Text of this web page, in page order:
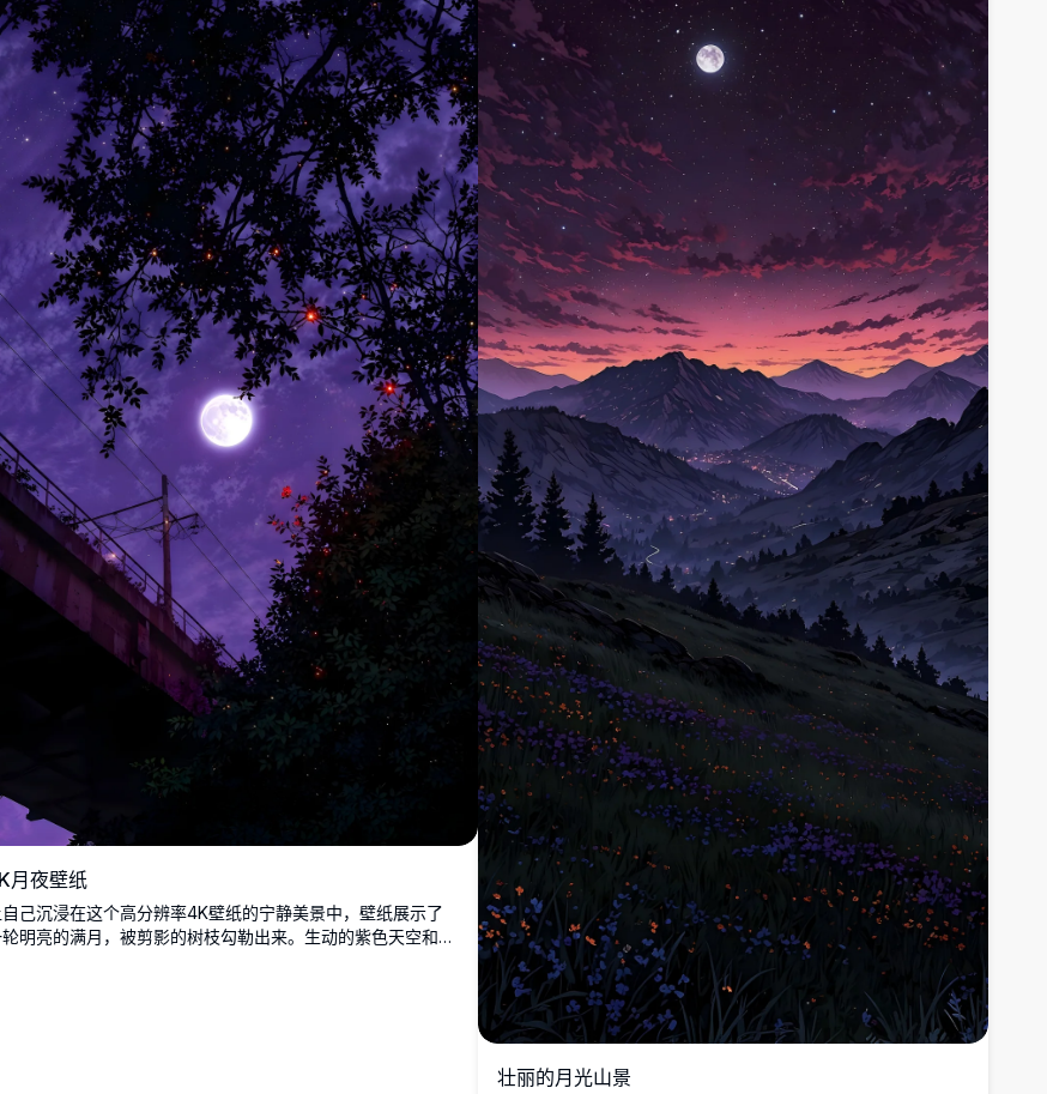
月夜壁纸
己沉浸在这个高分辨率4K壁纸的宁静美景中，壁纸展示了
明亮的满月，被剪影的树枝勾勒出来。生动的紫色天空和细
壮丽的月光山景